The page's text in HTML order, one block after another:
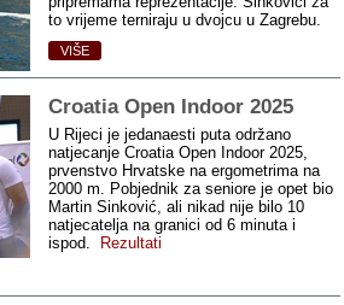
to vrijeme terniraju u dvojcu u Zagrebu.
VIŠE
Croatia Open Indoor 2025
U Rijeci je jedanaesti puta održano
natjecanje Croatia Open Indoor 2025,
prvenstvo Hrvatske na ergometrima na
2000 m. Pobjednik za seniore je opet bio
Martin Sinković, ali nikad nije bilo 10
natjecatelja na granici od 6 minuta i
ispod. Rezultati